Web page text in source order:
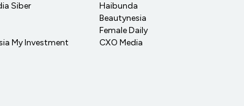
Siber
My Investment
Haibunda
Beautynesia
Female Daily
CXO Media